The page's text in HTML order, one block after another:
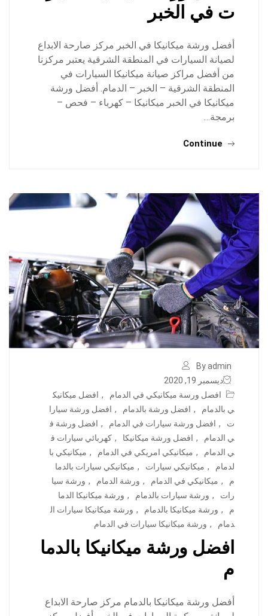
ت في الخبر
أفضل ورشة ميكانيكا في الخبر مركز صارحة الابداع
لصيانة السيارات في المنطقة الشرقية يعتبر مركزنا
من أفضل مراكز صيانة ميكانيكا السيارات في
المنطقة الشرقية – الخبر – الدمام. أفضل ورشة
ميكانيكا في الخبر ميكانيكا – كهرباء – فحص –
برمجة…
Continue
By admin
ديسمبر 19, 2020
افصل ورسة ميكانيكي في الدمام
, افضل ميكانيك
ي بالدمام
, افضل ورشة بالدمام , افضل ورشة سيارا
ت
, افضل ورشة سيارات في الدمام , افضل ورشة ف
ي الدمام
, افضل ورشة ميكانيكا , كهربائي سيارات ف
ي الدمام
, ميكانيكي امريكي في الدمام , ميكانيكي با
لدمام
, ميكانيكي سيارات , ميكانيكي سيارات بالدما
م
, ميكانيكي في الدمام , ورشة الدمام , ورشة سيا
رات
, ورشة سيارات بالدمام , ورشة ميكانيكا الدما
م
, ورشة ميكانيكا بالدمام , ورشة ميكانيكا سيارات ال
دمام
, ورشة ميكانيكا سيارات في الدمام
افضل ورشة ميكانيكا بالدما
م
أفضل ورشة ميكانيكا بالدمام مركز صارحة الابداع